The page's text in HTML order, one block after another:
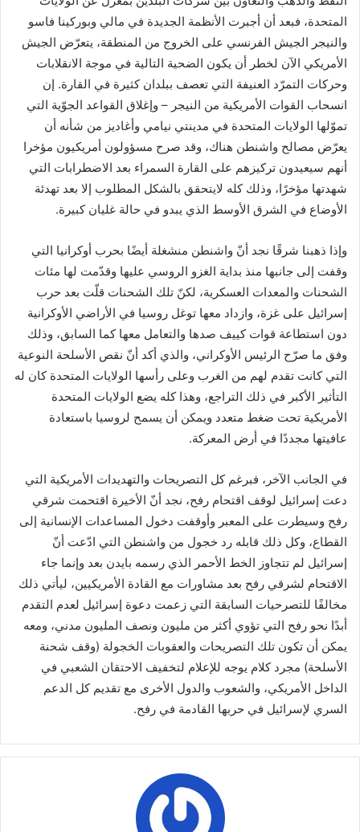
المتحدة، فبعد أن أجبرت الأنظمة الجديدة في مالي وبوركينا فاسو
والنيجر الجيش الفرنسي على الخروج من المنطقة، يتعرّض الجيش
الأمريكي الآن لخطر أن يكون الضحية التالية في موجة الانقلابات
وحركات التمرّد العنيفة التي تعصف ببلدان كثيرة في القارة. إن
انسحاب القوات الأمريكية من النيجر – وإغلاق القواعد الجوّية التي
تموّلها الولايات المتحدة في مدينتي نيامي وأغاديز من شأنه أن
يعرّض مصالح واشنطن هناك، وقد صرح مسؤولون أمريكيون مؤخرا
أنهم سيعيدون تركيزهم على القارة السمراء بعد الاضطرابات التي
شهدتها مؤخرًا، وذلك كله لايتحقق بالشكل المطلوب إلا بعد تهدئة
الأوضاع في الشرق الأوسط الذي يبدو في حالة غليان كبيرة.
وإذا ذهبنا شرقًا نجد أنّ واشنطن منشغلة أيضًا بحرب أوكرانيا التي
وقفت إلى جانبها منذ بداية الغزو الروسي عليها وقدّمت لها مئات
الشحنات والمعدات العسكرية، لكنّ تلك الشحنات قلّت بعد حرب
إسرائيل على غزة، وازداد معها توغل روسيا في الأراضي الأوكرانية
دون استطاعة قوات كييف صدها والتعامل معها كما السابق، وذلك
وفق ما صرّح الرئيس الأوكراني، والذي أكد أنّ نقص الأسلحة النوعية
التي كانت تقدم لهم من الغرب وعلى رأسها الولايات المتحدة كان له
التأثير الأكبر في ذلك التراجع، وهذا كله يضع الولايات المتحدة
الأمريكية تحت ضغط متعدد ويمكن أن يسمح لروسيا باستعادة
عافيتها مجددًا في أرض المعركة.
في الجانب الآخر، فبرغم كل التصريحات والتهديدات الأمريكية التي
دعت إسرائيل لوقف اقتحام رفح، نجد أنّ الأخيرة اقتحمت شرقي
رفح وسيطرت على المعبر وأوقفت دخول المساعدات الإنسانية إلى
القطاع، وكل ذلك قابله رد خجول من واشنطن التي ادّعت أنّ
إسرائيل لم تتجاوز الخط الأحمر الذي رسمه بايدن بعد وإنما جاء
الاقتحام لشرقي رفح بعد مشاورات مع القادة الأمريكيين، ليأتي ذلك
مخالفًا للتصرحيات السابقة التي زعمت دعوة إسرائيل لعدم التقدم
أبدًا نحو رفح التي تؤوي أكثر من مليون ونصف المليون مدني، ومعه
يمكن أن تكون تلك التصريحات والعقوبات الخجولة (وقف شحنة
الأسلحة) مجرد كلام يوجه للإعلام لتخفيف الاحتقان الشعبي في
الداخل الأمريكي، والشعوب والدول الأخرى مع تقديم كل الدعم
السري لإسرائيل في حربها القادمة في رفح.